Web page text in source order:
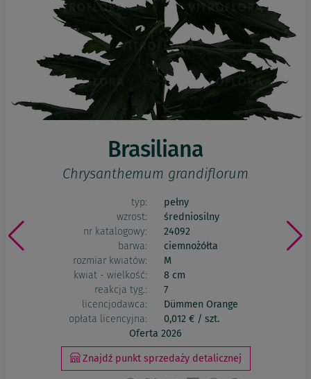
Brasiliana
Chrysanthemum grandiflorum
typ:
pełny
wzrost:
średniosilny
nr katalogowy:
24092
barwa:
ciemnożółta
rozmiar kwiatów:
M
kwiat - wielkość:
8 cm
reakcja tyg.:
7
licencjodawca:
Dümmen Orange
opłata licencyjna:
0,012 € / szt.
Oferta 2026
Znajdź punkt sprzedaży detalicznej